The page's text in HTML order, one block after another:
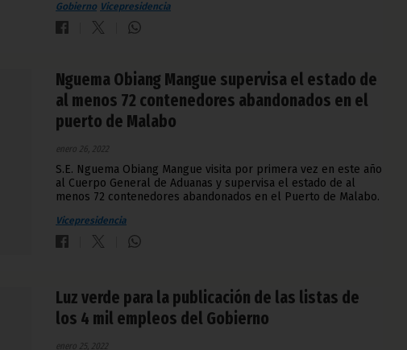
Gobierno Vicepresidencia
Nguema Obiang Mangue supervisa el estado de
al menos 72 contenedores abandonados en el
puerto de Malabo
enero 26, 2022
S.E. Nguema Obiang Mangue visita por primera vez en este año
al Cuerpo General de Aduanas y supervisa el estado de al
menos 72 contenedores abandonados en el Puerto de Malabo.
Vicepresidencia
Luz verde para la publicación de las listas de
los 4 mil empleos del Gobierno
enero 25, 2022